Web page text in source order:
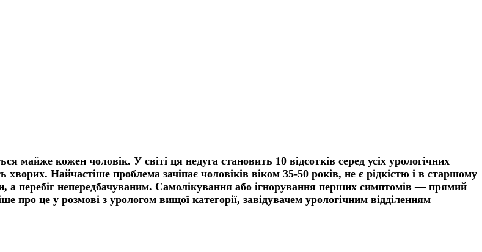
майже кожен чоловік. У світі ця недуга становить 10 відсотків серед усіх урологічних
хворих. Найчастіше проблема зачіпає чоловіків віком 35-50 років, не є рідкістю і в старшому
а перебіг непередбачуваним. Самолікування або ігнорування перших симптомів — прямий
про це у розмові з урологом вищої категорії, завідувачем урологічним відділенням